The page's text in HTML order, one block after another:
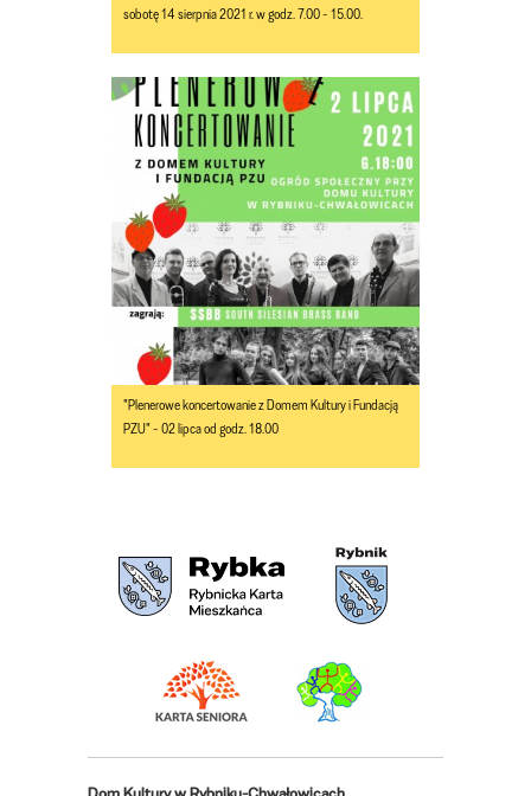
sobotę 14 sierpnia 2021 r. w godz. 7.00 - 15.00.
"Plenerowe koncertowanie z Domem Kultury i Fundacją
PZU" - 02 lipca od godz. 18.00